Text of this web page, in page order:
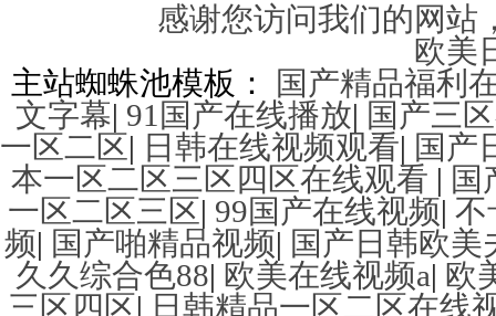
感谢您访问我们的网站
欧美
主站蜘蛛池模板：
国产精品福利
文字幕| 91国产在线播放| 国产三
一区二区| 日韩在线视频观看| 国产
本一区二区三区四区在线观看 | 国
一区二区三区| 99国产在线视频| 不
频| 国产啪精品视频| 国产日韩欧美
久久综合色88| 欧美在线视频a| 欧
三区四区| 日韩精品一区二区在线